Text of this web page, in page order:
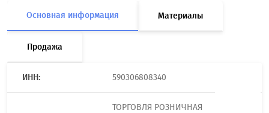
Основная информация Материалы
Продажа
ИНН: 590306808340
ТОРГОВЛЯ РОЗНИЧНАЯ